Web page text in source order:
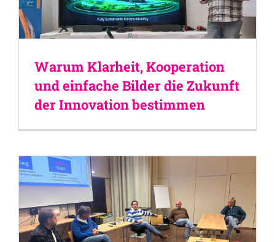
Warum Klarheit, Kooperation
und einfache Bilder die Zukunft
der Innovation bestimmen